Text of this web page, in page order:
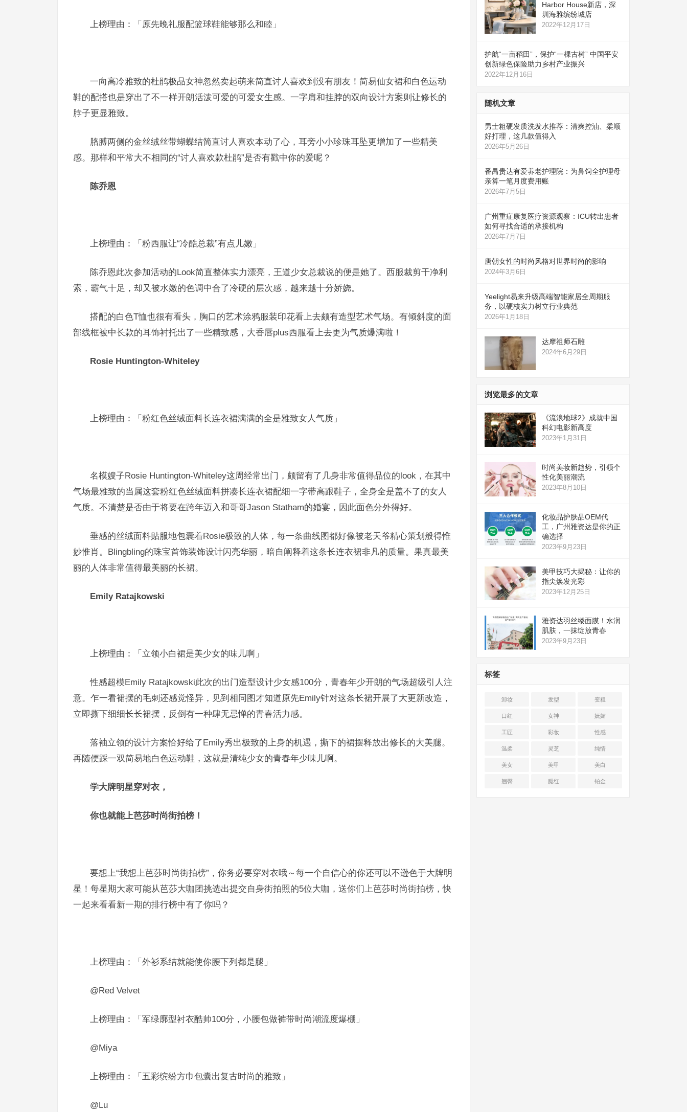
上榜理由 ：「原先晚礼服配篮球鞋能够那么和睦」
一向高冷雅致的杜鹃极品女神忽然卖起萌来简直讨人喜欢到没有朋友！简易仙女裙和白色运动
鞋的配搭也是穿出了不一样开朗活泼可爱的可爱女生感。一字肩和挂脖的双向设计方案则让修长的
脖子更显雅致。
胳膊两侧的金丝绒丝带蝴蝶结简直讨人喜欢本动了心，耳旁小小珍珠耳坠更增加了一些精美
感。那样和平常大不相同的“讨人喜欢款杜鹃”是否有戳中你的爱呢？
陈乔恩
上榜理由 ：「粉西服让“冷酷总裁”有点儿嫩」
陈乔恩此次参加活动的Look简直整体实力漂亮，王道少女总裁说的便是她了。西服裁剪干净利
索，霸气十足，却又被水嫩的色调中合了冷硬的层次感，越来越十分娇娆。
搭配的白色T恤也很有看头，胸口的艺术涂鸦服装印花看上去颇有造型艺术气场。有倾斜度的面
部线框被中长款的耳饰衬托出了一些精致感，大香唇plus西服看上去更为气质爆满啦 ！
Rosie Huntington-Whiteley
上榜理由 ：「粉红色丝绒面料长连衣裙满满的全是雅致女人气质」
名模嫂子Rosie Huntington-Whiteley这周经常出门，颇留有了几身非常值得品位的look，在其中
气场最雅致的当属这套粉红色丝绒面料拼凑长连衣裙配细一字带高跟鞋子，全身全是盖不了的女人
气质。不清楚是否由于将要在跨年迈入和哥哥Jason Statham的婚宴，因此面色分外得好。
垂感的丝绒面料贴服地包囊着Rosie极致的人体，每一条曲线图都好像被老天爷精心策划般得惟
妙惟肖。Blingbling的珠宝首饰装饰设计闪亮华丽，暗自阐释着这条长连衣裙非凡的质量。果真最美
丽的人体非常值得最美丽的长裙。
Emily Ratajkowski
上榜理由 ：「立领小白裙是美少女的味儿啊 」
性感超模Emily Ratajkowski此次的出门造型设计少女感100分，青春年少开朗的气场超级引人注
意。乍一看裙摆的毛刺还感觉怪异，见到相同图才知道原先Emily针对这条长裙开展了大更新改造，
立即撕下细细长长裙摆，反倒有一种肆无忌惮的青春活力感。
落袖立领的设计方案恰好给了Emily秀出极致的上身的机遇，撕下的裙摆释放出修长的大美腿。
再随便踩一双简易地白色运动鞋，这就是清纯少女的青春年少味儿啊。
学大牌明星穿对衣，
你也就能上芭莎时尚街拍榜！
要想上“我想上芭莎时尚街拍榜”，你务必要穿对衣哦～每一个自信心的你还可以不逊色于大牌明
星！每星期大家可能从芭莎大咖团挑选出提交自身街拍照的5位大咖，送你们上芭莎时尚街拍榜，快
一起来看看新一期的排行榜中有了你吗？
上榜理由 ：「外衫系结就能使你腰下列都是腿」
@Red Velvet
上榜理由 ：「军绿廓型衬衣酷帅100分，小腰包做裤带时尚潮流度爆棚」
@Miya
上榜理由 ：「五彩缤纷方巾包囊出复古时尚的雅致」
@Lu
Harbor House新店，深
圳海雅缤纷城店
2022年12月17日
护航“一亩稻田”，保护“一棵古树” 中国平安
创新绿色保险助力乡村产业振兴
2022年12月16日
随机文章
男士粗硬发质洗发水推荐：清爽控油、柔顺
好打理，这几款值得入
2026年5月26日
番禺贵达有爱养老护理院：为鼻饲全护理母
亲算一笔月度费用账
2026年7月5日
广州重症康复医疗资源观察：ICU转出患者
如何寻找合适的承接机构
2026年7月7日
唐朝女性的时尚风格对世界时尚的影响
2024年3月6日
Yeelight易来升级高端智能家居全周期服
务，以硬核实力树立行业典范
2026年1月18日
达摩祖师石雕
2024年6月29日
浏览最多的文章
《流浪地球2》成就中国
科幻电影新高度
2023年1月31日
时尚美妆新趋势，引领个
性化美丽潮流
2023年8月10日
化妆品护肤品OEM代
工，广州雅资达是你的正
确选择
2023年9月23日
美甲技巧大揭秘：让你的
指尖焕发光彩
2023年12月25日
雅资达羽丝缕面膜！水润
肌肤，一抹绽放青春
2023年9月23日
标签
卸妆 发型 变粗
口红 女神 妩媚
工匠 彩妆 性感
温柔 灵芝 纯情
美女 美甲 美白
翘臀 腮红 铂金